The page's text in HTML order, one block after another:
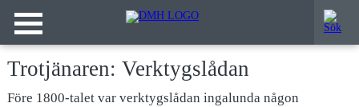
Trotjänaren: Verktygslådan
Före 1800-talet var verktygslådan ingalunda någon